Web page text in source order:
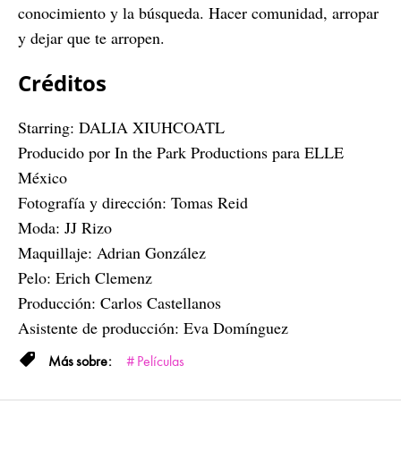
conocimiento y la búsqueda. Hacer comunidad, arropar
y dejar que te arropen.
Créditos
Starring: DALIA XIUHCOATL
Producido por In the Park Productions para ELLE
México
Fotografía y dirección: Tomas Reid
Moda: JJ Rizo
Maquillaje: Adrian González
Pelo: Erich Clemenz
Producción: Carlos Castellanos
Asistente de producción: Eva Domínguez
Películas